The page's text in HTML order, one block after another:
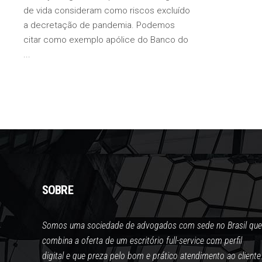
de vida consideram como riscos excluído
a decretação de pandemia. Podemos
citar como exemplo apólice do Banco do
SOBRE
Somos uma sociedade de advogados com sede no Brasil que
combina a oferta de um escritório full-service com perfil
digital e que preza pelo bom e prático atendimento ao